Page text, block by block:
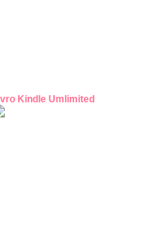
Kindle Umlimited